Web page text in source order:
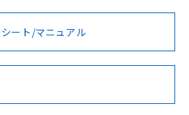
用いただく前に、以下を必ずお読
・凡例
型式承認
ウェー
BV型式承認
（フランス
KR型式
（韓国
No No
ート/マニュアル